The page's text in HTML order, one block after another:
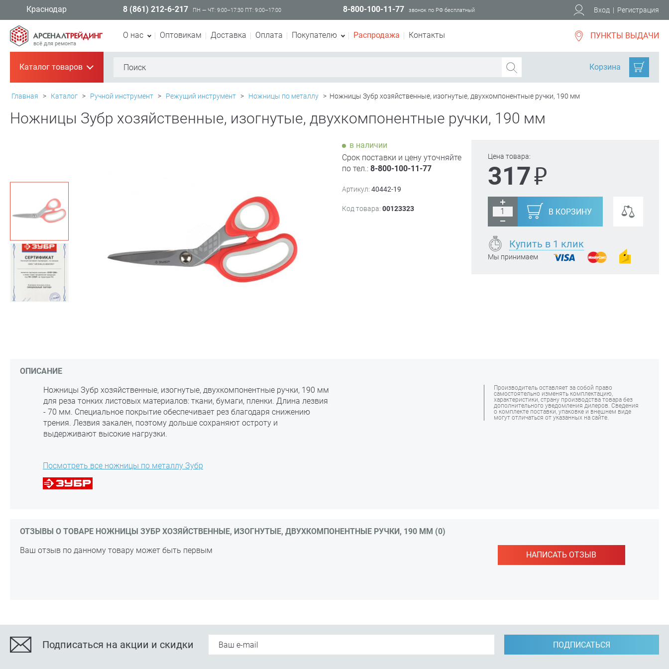
Краснодар 8 (861) 212-6-217 ПН — ЧТ: 9:00–17:30 ПТ: 9:00–17:00 8-800-100-11-77 звонок по РФ бесплатный Вход | Регистрация
всё для ремонта
О нас Оптовикам Доставка Оплата Покупателю Распродажа Контакты ПУНКТЫ ВЫДАЧИ
Каталог товаров+ Корзина
Главная > Каталог > Ручной инструмент > Режущий инструмент > Ножницы по металлу > Ножницы Зубр хозяйственные, изогнутые, двухкомпонентные ручки, 190 мм
Ножницы Зубр хозяйственные, изогнутые, двухкомпонентные ручки, 190 мм
Цена товара:
317₽
В КОРЗИНУ
Купить в 1 клик
Мы принимаем
в наличии
Срок поставки и цену уточняйте
по тел.:8-800-100-11-77
Артикул: 40442-19
Код товара: 00123323
ОПИСАНИЕ
Ножницы Зубр хозяйственные, изогнутые, двухкомпонентные ручки, 190 мм
для реза тонких листовых материалов: ткани, бумаги, пленки. Длина лезвия
- 70 мм. Специальное покрытие обеспечивает рез благодаря снижению
трения. Лезвия закален, поэтому дольше сохраняют остроту и
выдерживают высокие нагрузки.
Производитель оставляет за собой право
самостоятельно изменять комплектацию,
характеристики, страну производства товара без
дополнительного уведомления дилеров. Сведения
о комплекте поставки, упаковке и внешнем виде
могут отличаться от указанных на сайте.
Посмотреть все ножницы по металлу Зубр
ОТЗЫВЫ О ТОВАРЕ НОЖНИЦЫ ЗУБР ХОЗЯЙСТВЕННЫЕ, ИЗОГНУТЫЕ, ДВУХКОМПОНЕНТНЫЕ РУЧКИ, 190 ММ (0)
НАПИСАТЬ ОТЗЫВ
Ваш отзыв по данному товару может быть первым
Подписаться на акции и скидки ПОДПИСАТЬСЯ